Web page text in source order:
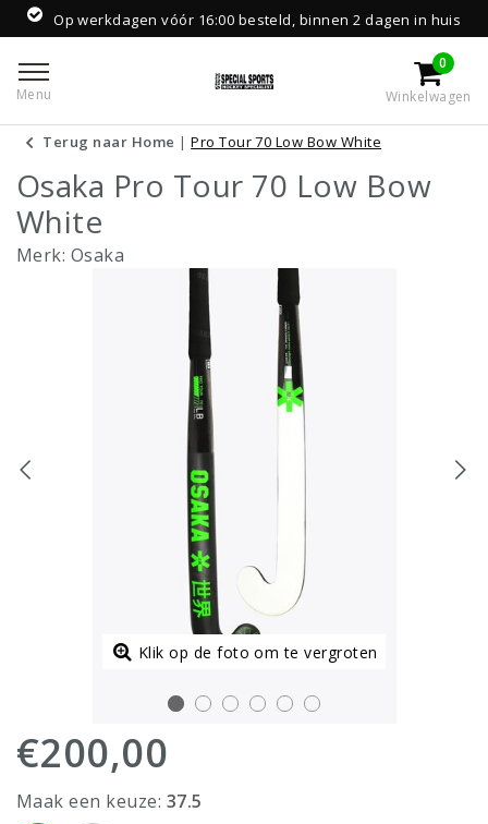
Op werkdagen vóór 16:00 besteld, binnen 2 dagen in huis
Menu
0
Winkelwagen
Terug naar Home |Pro Tour 70 Low Bow White
Osaka Pro Tour 70 Low Bow
White
Merk: Osaka
Klik op de foto om te vergroten
€200,00
Maak een keuze: 37.5